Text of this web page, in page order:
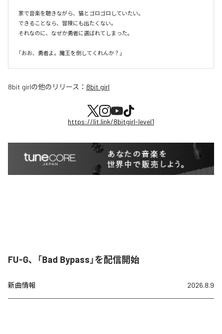
家で音楽を聴きながら、猫とゴロゴロしていたい。
できることなら、冒険にも出たくない。
それなのに、なぜか勇者に選ばれてしまった。
8bit girlの他のリリース： 8bit girl
https://lit.link/8bitgirl-level1
FU-G、「Bad Bypass」を配信開始
新曲情報 2026.8.9